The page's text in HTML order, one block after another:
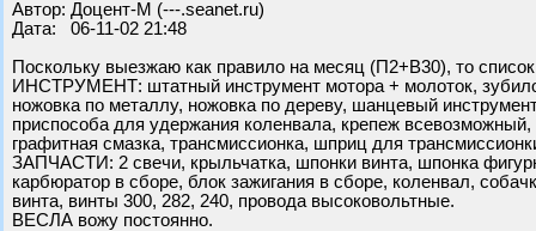
Автор: Доцент-М (---.seanet.ru)
Дата: 06-11-02 21:48
Поскольку выезжаю как правило на месяц (П2+В30), то
ИНСТРУМЕНТ: штатный инструмент мотора + молоток,
ножовка по металлу, ножовка по дереву, шанцевый
приспособа для удержания коленвала, крепеж
графитная смазка, трансмиссионка, шприц для
ЗАПЧАСТИ: 2 свечи, крыльчатка, шпонки винта, шпонка
карбюратор в сборе, блок зажигания в сборе, коленвал,
винта, винты 300, 282, 240, провода высоковольтные.
ВЕСЛА вожу постоянно.